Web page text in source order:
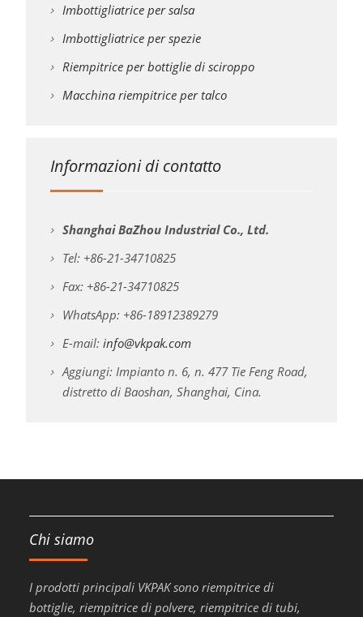
Imbottigliatrice per salsa
Imbottigliatrice per spezie
Riempitrice per bottiglie di sciroppo
Macchina riempitrice per talco
Informazioni di contatto
Shanghai BaZhou Industrial Co., Ltd.
Tel: +86-21-34710825
Fax: +86-21-34710825
WhatsApp: +86-18912389279
E-mail: info@vkpak.com
Aggiungi: Impianto n. 6, n. 477 Tie Feng Road,
distretto di Baoshan, Shanghai, Cina.
Chi siamo
I prodotti principali VKPAK sono riempitrice di
bottiglie, riempitrice di polvere, riempitrice di tubi,